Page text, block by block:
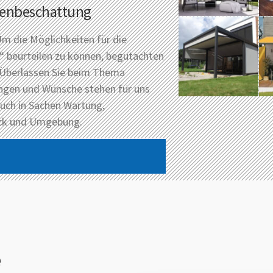
die Möglichkeiten für die
beurteilen zu können, begutachten
Sie beim Thema
und Wünsche stehen für uns
in Sachen Wartung,
und Umgebung.